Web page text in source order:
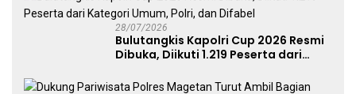
28/07/2026
Bulutangkis Kapolri Cup 2026 Resmi
Dibuka, Diikuti 1.219 Peserta dari